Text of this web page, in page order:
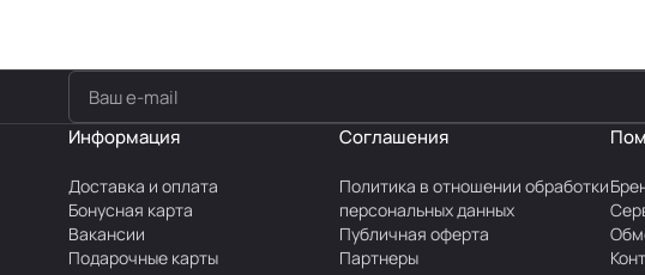
Информация
Доставка и оплата
Бонусная карта
Вакансии
Подарочные карты
Соглашения
Политика в отношении обработки
персональных данных
Публичная оферта
Партнеры